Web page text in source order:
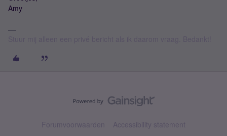
Amy
Forumvoorwaarden Accessibility statement